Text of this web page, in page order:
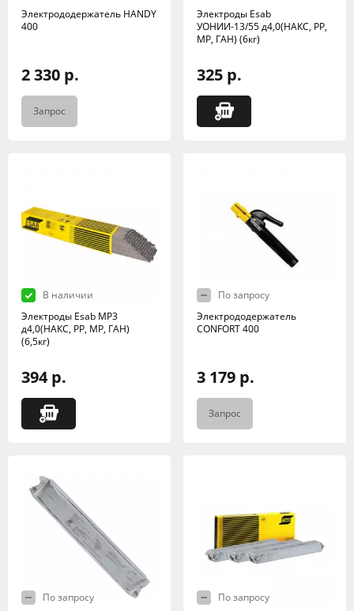
Электрододержатель HANDY
400
2 330 р.
Запрос
Электроды Esab
УОНИИ-13/55 д4,0(НАКС, РР,
МР, ГАН) (6кг)
325 р.
В наличии
Электроды Esab МР3
д4,0(НАКС, РР, МР, ГАН)
(6,5кг)
394 р.
По запросу
Электрододержатель
CONFORT 400
3 179 р.
Запрос
По запросу
По запросу